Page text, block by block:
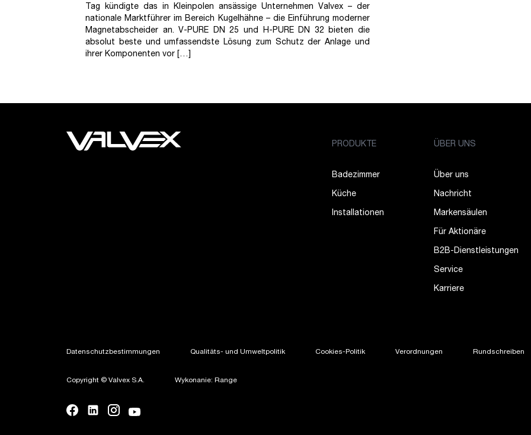
Tag kündigte das in Kleinpolen ansässige Unternehmen Valvex – der
nationale Marktführer im Bereich Kugelhähne – die Einführung moderner
Magnetabscheider an. V-PURE DN 25 und H-PURE DN 32 bieten die
absolut beste und umfassendste Lösung zum Schutz der Anlage und
ihrer Komponenten vor […]
PRODUKTE
Badezimmer
Küche
Installationen
ÜBER UNS
Über uns
Nachricht
Markensäulen
Für Aktionäre
B2B-Dienstleistungen
Service
Karriere
Datenschutzbestimmungen Qualitäts- und Umweltpolitik Cookies-Politik Verordnungen Rundschreiben
Copyright © Valvex S.A. Wykonanie: Range